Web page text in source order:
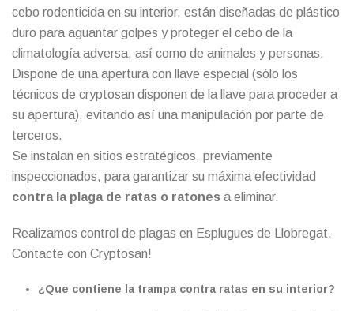
cebo rodenticida en su interior, están diseñadas de plástico
duro para aguantar golpes y proteger el cebo de la
climatología adversa, así como de animales y personas.
Dispone de una apertura con llave especial (sólo los
técnicos de cryptosan disponen de la llave para proceder a
su apertura), evitando así una manipulación por parte de
terceros.
Se instalan en sitios estratégicos, previamente
inspeccionados, para garantizar su máxima efectividad
contra la plaga de ratas o ratones a eliminar.
Realizamos control de plagas en Esplugues de Llobregat.
Contacte con Cryptosan!
¿Que contiene la trampa contra ratas en su interior?